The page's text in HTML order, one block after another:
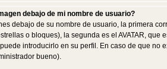
debajo de mi nombre de usuario?
debajo de su nombre de usuario, la primera
o bloques), la segunda es el AVATAR,
introducirlo en su perfil. En caso de que
bueno).